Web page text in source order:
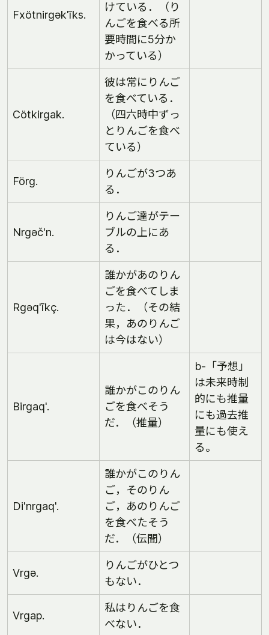
Fxötnirgək'īks.
けている．（り
んごを食べる所
要時間に5分か
かっている）
Cötkirgak.
彼は常にりんご
を食べている．
（四六時中ずっ
とりんごを食べ
ている）
Förg.
りんごが3つあ
る．
Nrgəč'n.
りんご達がテー
ブルの上にあ
る．
Rgəq'īkç.
誰かがあのりん
ごを食べてしま
った．（その結
果，あのりんご
は今はない）
Birgaq'.
誰かがこのりん
ごを食べそう
だ．（推量）
b-「予想」
は未来時制
的にも推量
にも過去推
量にも使え
る。
Di'nrgaq'.
誰かがこのりん
ご，そのりん
ご，あのりんご
を食べたそう
だ．（伝聞）
Vrgə.
りんごがひとつ
もない．
Vrgap.
私はりんごを食
べない．